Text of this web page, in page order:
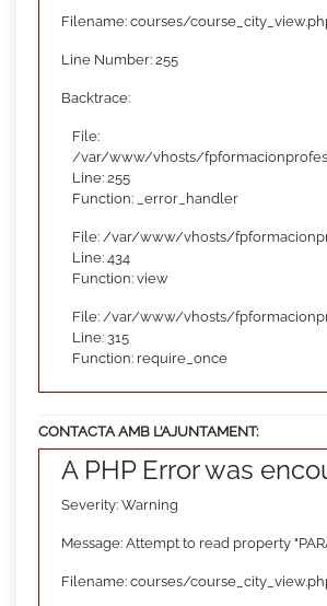
Filename: courses/
Line Number: 255
Backtrace:
File:
/var/www/vhosts/
Line: 255
Function: _error_handler
File: /var/www/vhosts/
Line: 434
Function: view
File: /var/www/vhosts/
Line: 315
Function: require_once
CONTACTA AMB L’AJUNTAMENT:
A PHP Error was
Severity: Warning
Message: Attempt to read property
Filename: courses/